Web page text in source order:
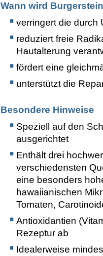
Wann wird
verringert die durch
reduziert freie
Hautalterung
fördert eine
unterstützt die
Besondere Hinweise
Speziell auf den
ausgerichtet
Enthält drei
verschiedensten
eine besonders
hawaiianischen
Tomaten,
Antioxidantien
Rezeptur ab
Idealerweise